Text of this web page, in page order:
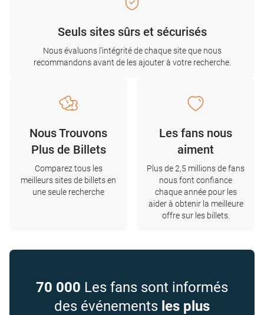
Seuls sites sûrs et sécurisés
Nous évaluons l'intégrité de chaque site que nous
recommandons avant de les ajouter à votre recherche.
Nous Trouvons
Plus de Billets
Comparez tous les
meilleurs sites de billets en
une seule recherche
Les fans nous
aiment
Plus de 2,5 millions de fans
nous font confiance
chaque année pour les
aider à obtenir la meilleure
offre sur les billets.
70 000 Les fans sont informés
des événements les plus